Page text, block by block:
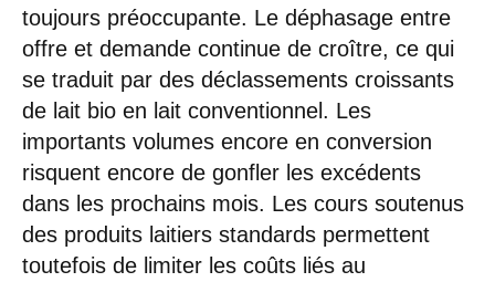
toujours préoccupante. Le déphasage entre
offre et demande continue de croître, ce qui
se traduit par des déclassements croissants
de lait bio en lait conventionnel. Les
importants volumes encore en conversion
risquent encore de gonfler les excédents
dans les prochains mois. Les cours soutenus
des produits laitiers standards permettent
toutefois de limiter les coûts liés au